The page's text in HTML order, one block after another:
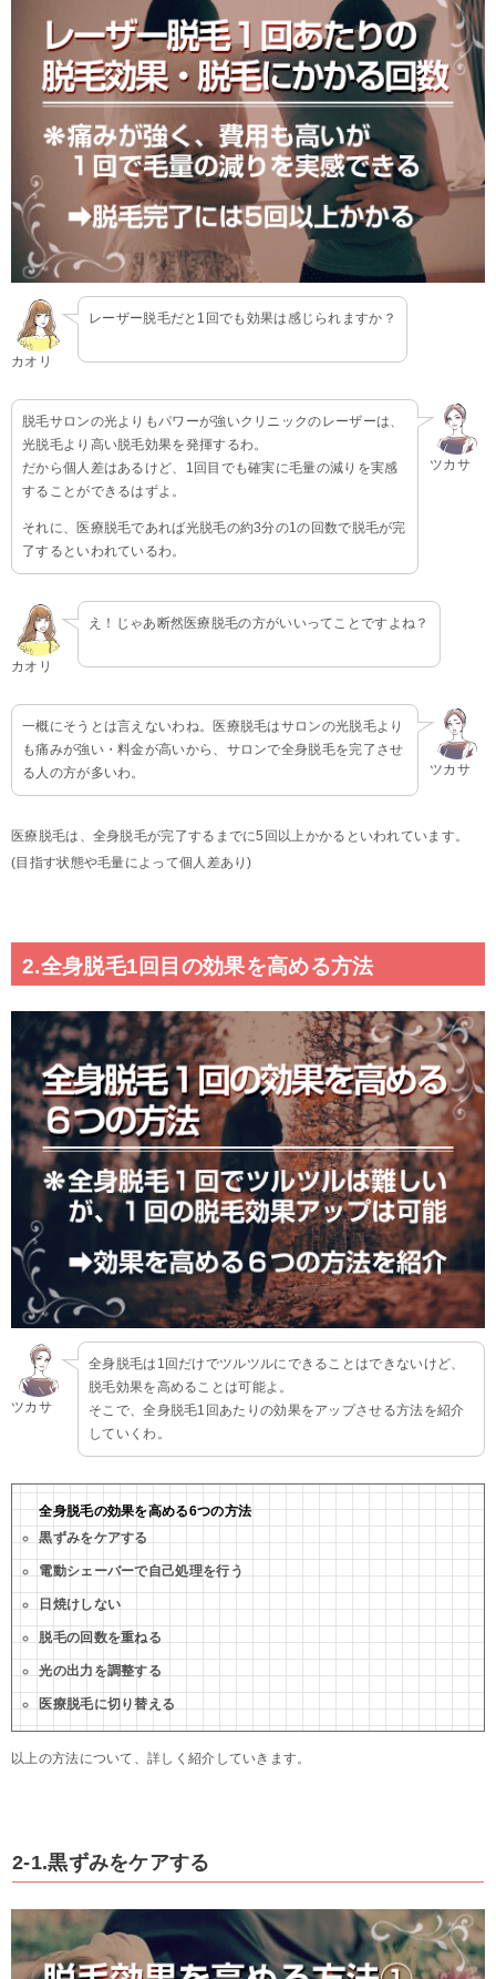
カオリ
レーザー脱毛だと1回でも効果は感じられますか？
ツカサ
脱毛サロンの光よりもパワーが強いクリニックのレーザーは、
光脱毛より高い脱毛効果を発揮するわ。
だから個人差はあるけど、1回目でも確実に毛量の減りを実感
することができるはずよ。
それに、医療脱毛であれば光脱毛の約3分の1の回数で脱毛が完
了するといわれているわ。
カオリ
え！じゃあ断然医療脱毛の方がいいってことですよね？
ツカサ
一概にそうとは言えないわね。医療脱毛はサロンの光脱毛より
も痛みが強い・料金が高いから、サロンで全身脱毛を完了させ
る人の方が多いわ。
医療脱毛は、全身脱毛が完了するまでに5回以上かかるといわれています。
(目指す状態や毛量によって個人差あり)
2.全身脱毛1回目の効果を高める方法
ツカサ
全身脱毛は1回だけでツルツルにできることはできないけど、
脱毛効果を高めることは可能よ。
そこで、全身脱毛1回あたりの効果をアップさせる方法を紹介
していくわ。
全身脱毛の効果を高める6つの方法
黒ずみをケアする
電動シェーバーで自己処理を行う
日焼けしない
脱毛の回数を重ねる
光の出力を調整する
医療脱毛に切り替える
以上の方法について、詳しく紹介していきます。
2-1.黒ずみをケアする